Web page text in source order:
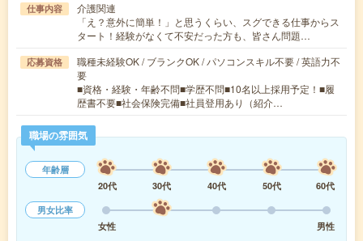
仕事内容
介護関連
「え？意外に簡単！」と思うくらい、スグできる仕事からス
タート！経験がなくて不安だった方も、皆さん問題…
応募資格
職種未経験OK / ブランクOK / パソコンスキル不要 / 英語力不
要
■資格・経験・年齢不問■学歴不問■10名以上採用予定！■履
歴書不要■社会保険完備■社員登用あり（紹介…
職場の雰囲気
年齢層
20代
30代 40代 50代
60代
男女比率
女性
男性